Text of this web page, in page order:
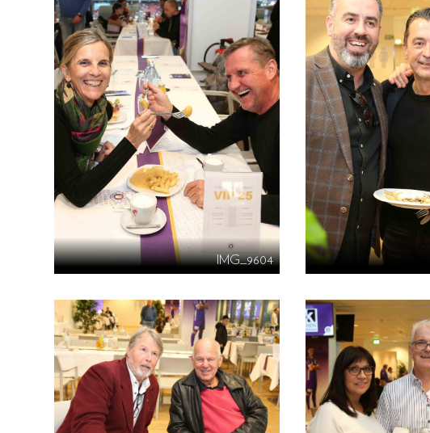
IMG_9604